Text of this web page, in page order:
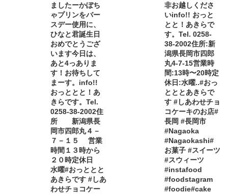
ましたーかぼち
ゃプリンをバー
スデー使用に、
ひなと君誕生日
おめでとうござ
います今日は、
あと4っありま
す！お待ちして
まーす。info!!
おっととと！あ
きらです。Tel.
0258-38-2002住
所 新潟県長
岡市四郎丸４－
７－１５ 営業
時間１３時から
２０時定休日
水曜#おっととと
あきらです #しあ
わせチョコケー
非お越しくださ
いinfo!! おっと
とと！あきらで
す。Tel. 0258-
38-2002住所:新
潟県長岡市四郎
丸4-7-15営業時
間:13時〜20時定
休日:水曜..#おっ
とととあきらで
す #しあわせチョ
コケーキのお店#
長岡 #長岡市
#Nagaoka
#Nagaokashi#
お菓子 #スイーツ
#スウィーツ
#instafood
#foodstagram
#foodie#cake